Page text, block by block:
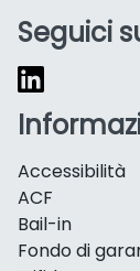
Seguici
Accessibilità
ACF
Bail-in
Fondo di